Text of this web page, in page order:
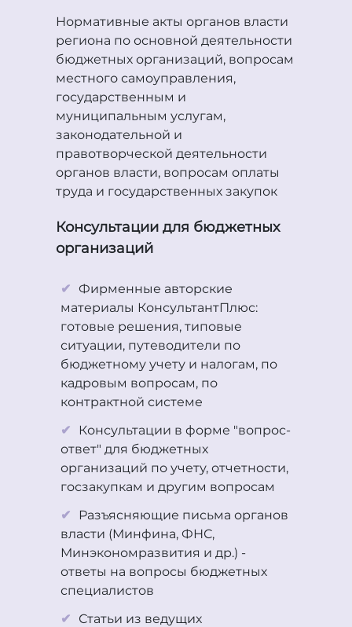
Нормативные акты органов власти
региона по основной деятельности
бюджетных организаций, вопросам
местного самоуправления,
государственным и
муниципальным услугам,
законодательной и
правотворческой деятельности
органов власти, вопросам оплаты
труда и государственных закупок
Консультации для бюджетных
организаций
Фирменные авторские
материалы КонсультантПлюс:
готовые решения, типовые
ситуации, путеводители по
бюджетному учету и налогам, по
кадровым вопросам, по
контрактной системе
Консультации в форме "вопрос-
ответ" для бюджетных
организаций по учету, отчетности,
госзакупкам и другим вопросам
Разъясняющие письма органов
власти (Минфина, ФНС,
Минэкономразвития и др.) -
ответы на вопросы бюджетных
специалистов
Статьи из ведущих